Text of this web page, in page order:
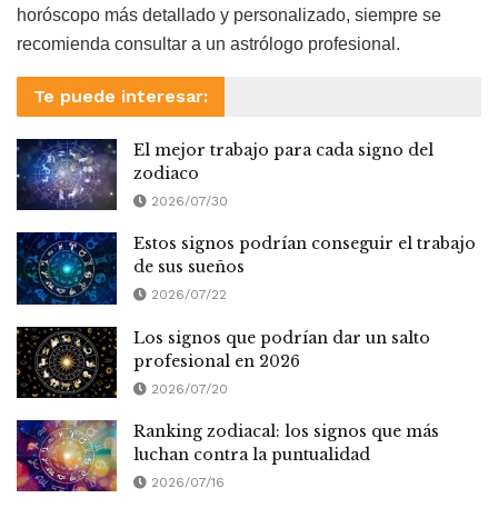
horóscopo más detallado y personalizado, siempre se
recomienda consultar a un astrólogo profesional.
Te puede interesar:
El mejor trabajo para cada signo del
zodiaco
2026/07/30
Estos signos podrían conseguir el trabajo
de sus sueños
2026/07/22
Los signos que podrían dar un salto
profesional en 2026
2026/07/20
Ranking zodiacal: los signos que más
luchan contra la puntualidad
2026/07/16